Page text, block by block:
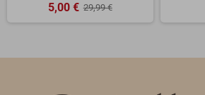
5,00 € 29,99 €